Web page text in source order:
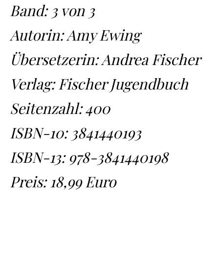
Band: 3 von 3
Autorin: Amy Ewing
Übersetzerin: Andrea Fischer
Verlag: Fischer Jugendbuch
Seitenzahl: 400
ISBN-10: 3841440193
ISBN-13: 978-3841440198
Preis: 18,99 Euro